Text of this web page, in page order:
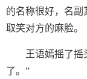
的名称很好，名副
取笑对方的麻脸。
王语嫣摇了摇
了。”